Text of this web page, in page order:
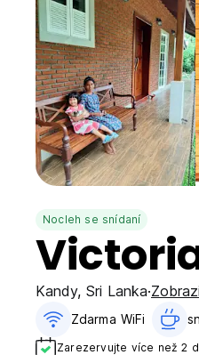
Nocleh se snídaní
Kandy, Sri Lanka
Zdarma WiFi
Zarezervujte více než 2